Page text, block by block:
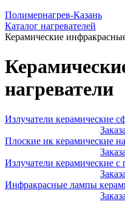
Полимернагрев-Казань
Каталог нагревателей
Керамические
нагреватели
Излучатели керамические
Плоские ик керамические
Излучатели керамические с
Инфракрасные лампы